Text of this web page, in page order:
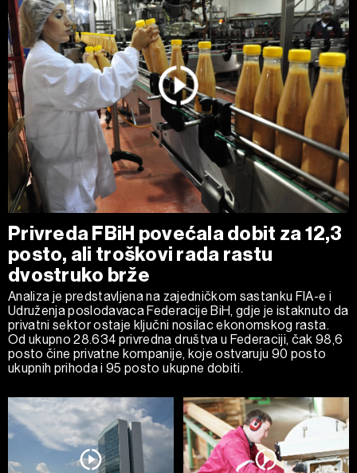
Privreda FBiH povećala dobit za 12,3
posto, ali troškovi rada rastu
dvostruko brže
Analiza je predstavljena na zajedničkom sastanku FIA-e i
Udruženja poslodavaca Federacije BiH, gdje je istaknuto da
privatni sektor ostaje ključni nosilac ekonomskog rasta.
Od ukupno 28.634 privredna društva u Federaciji, čak 98,6
posto čine privatne kompanije, koje ostvaruju 90 posto
ukupnih prihoda i 95 posto ukupne dobiti.